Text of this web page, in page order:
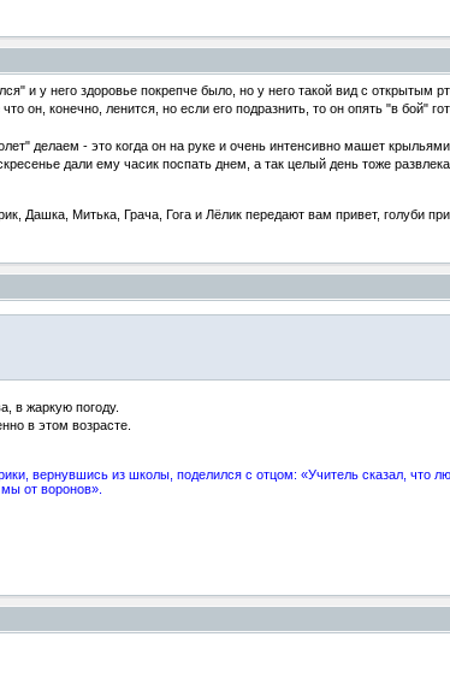
и у него здоровье покрепче было, но у него такой вид с открытым
он, конечно, ленится, но если его подразнить, то он опять "в бой"
делаем - это когда он на руке и очень интенсивно машет
дали ему часик поспать днем, а так целый день тоже
Дашка, Митька, Грача, Гога и Лёлик передают вам привет, голуби
в жаркую погоду.
в этом возрасте.
вернувшись из школы, поделился с отцом: «Учитель сказал, что
от воронов».